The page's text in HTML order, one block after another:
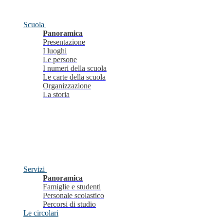
Scuola
Panoramica
Presentazione
I luoghi
Le persone
I numeri della scuola
Le carte della scuola
Organizzazione
La storia
Servizi
Panoramica
Famiglie e studenti
Personale scolastico
Percorsi di studio
Le circolari